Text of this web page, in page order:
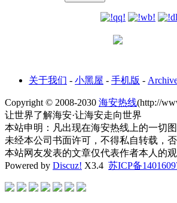
关于我们 - 小黑屋 - 手机版 -
Copyright © 2008-2030 海安热线(http://
让世界了解海安·让海安走向世界
本站申明：凡出现在海安热线上的一切
未经本公司书面许可，不得私自转载，
本站网友发表的文章仅代表作者本人的
Powered by Discuz! X3.4 苏ICP备